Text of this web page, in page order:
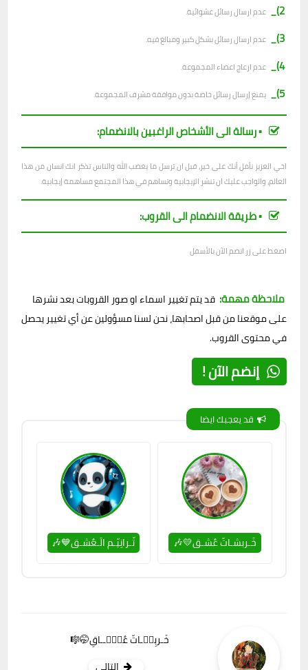
2)_ عدم ارسال رسائل عشوائية.
3)_ عدم ارسال رسائل بشكل كبير ومبالغ فيه.
4)_ عدم ازعاج اعضاء المجموعة.
5)_ يمنع إرسال رسائل خاصة بدون موافقة مشرف المجموعة.
▪︎ رسالة الى الأشخاص الراغبين بالانضمام:
اخي العزيز نأمل أنك على خير، قبل ان ترسل ما يغضب الله والناس تذكر انك انسان من هذا
العالم، والواجب عليك ان تنشر الإيجابية وتساهم في هذا المجتمع مساهمة إيجابية.
▪︎ طريقة الانضمام الى القروب:
اضغط على زر انضم الآن بالأسفل
ملاحظة مهمة: قد يتم تغيير اسماء او صور القروبات بعد نشرها
على موقعنا من قبل اصحابها، نحن لسنا مسؤولين عن أي تغيير يحصل
في محتوى القروب.
إنضم الآن !
قد يعجبك ايضا
خَـربشـاتّ عٌشـق💛🎶 تّـرانِيّـم الَـعٌشـق💙🎶
خَـربِشۗـاتّ عٌشۣۗــاقِ🤭🎼